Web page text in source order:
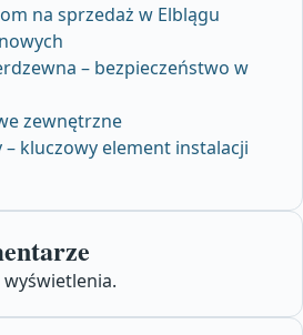
na sprzedaż w Elblągu
– bezpieczeństwo w
zewnętrzne
– kluczowy element instalacji